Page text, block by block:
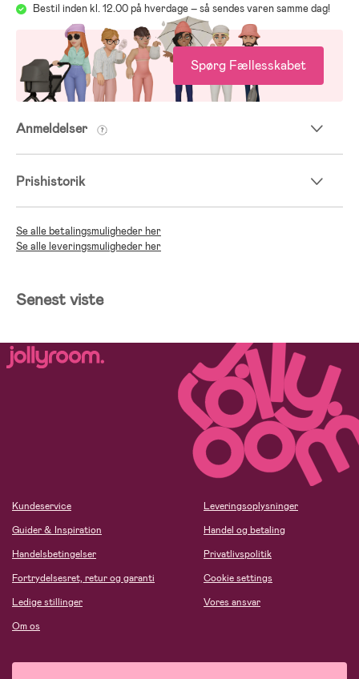
Bestil inden kl. 12.00 på hverdage – så sendes varen samme dag!
Spørg Fællesskabet
Anmeldelser
Prishistorik
Se alle betalingsmuligheder her
Se alle leveringsmuligheder her
Senest viste
Kundeservice
Guider & Inspiration
Handelsbetingelser
Fortrydelsesret, retur og garanti
Ledige stillinger
Om os
Leveringsoplysninger
Handel og betaling
Privatlivspolitik
Cookie settings
Vores ansvar